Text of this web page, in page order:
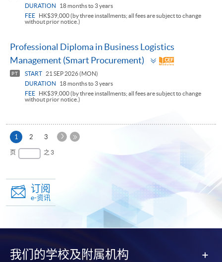
DURATION
18 months to 3 years
FEE
HK$39,000 (by three installments; all fees are subject to change
without prior notice.)
Professional Diploma in Business Logistics
Management (Smart Procurement)
Toggle
panel
PT START
21 SEP 2026 (MON)
DURATION
18 months to 3 years
FEE
HK$39,000 (by three installments; all fees are subject to change
without prior notice.)
1 本
页
2 3
下
页 之 3
订阅
e-资讯
我们的学校及附属机构